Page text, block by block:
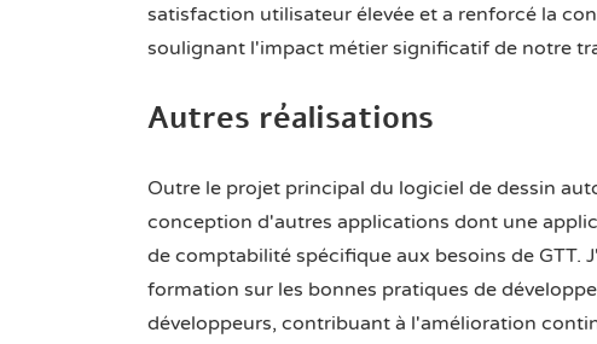
satisfaction utilisateur élevée et a renforcé la
soulignant l'impact métier significatif de notre
Autres réalisations
Outre le projet principal du logiciel de dessin
conception d'autres applications dont une
de comptabilité spécifique aux besoins de GTT.
formation sur les bonnes pratiques de
développeurs, contribuant à l'amélioration